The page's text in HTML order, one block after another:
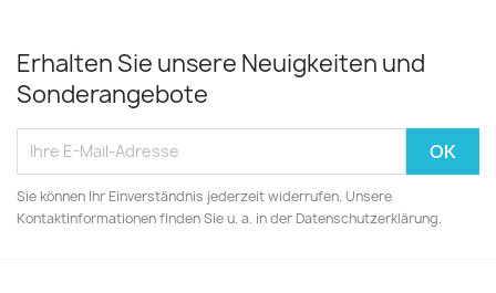
Erhalten Sie unsere Neuigkeiten und
Sonderangebote
Sie können Ihr Einverständnis jederzeit widerrufen. Unsere
Kontaktinformationen finden Sie u. a. in der Datenschutzerklärung.